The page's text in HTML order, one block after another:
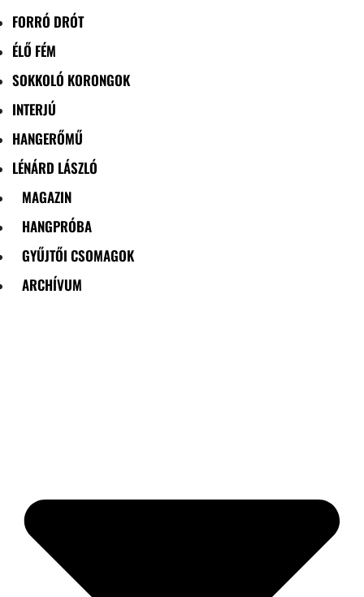
FORRÓ DRÓT
ÉLŐ FÉM
SOKKOLÓ KORONGOK
INTERJÚ
HANGERŐMŰ
LÉNÁRD LÁSZLÓ
MAGAZIN
HANGPRÓBA
GYŰJTŐI CSOMAGOK
ARCHÍVUM